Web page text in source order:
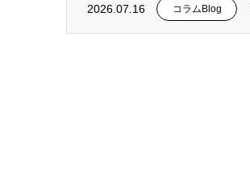
2026.07.16 コラムBlog